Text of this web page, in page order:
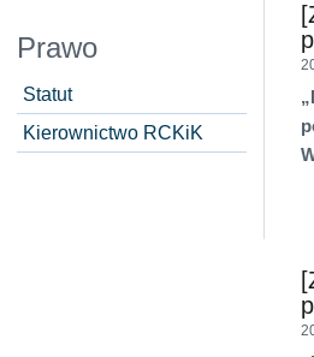
Prawo
Statut
Kierownictwo RCKiK